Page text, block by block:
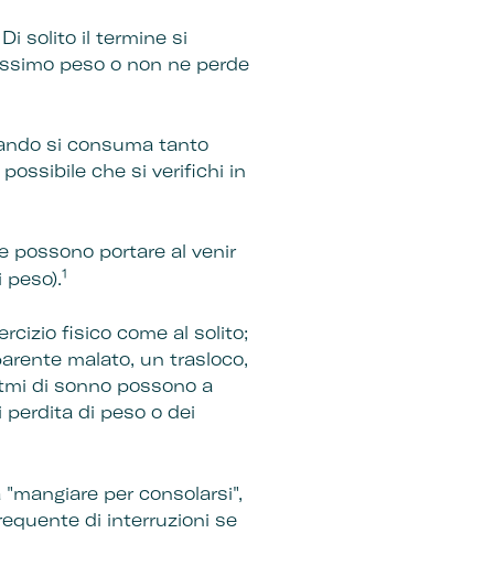
solito il termine si
peso o non ne perde
si consuma tanto
che si verifichi in
possono portare al venir
1
fisico come al solito;
malato, un trasloco,
di sonno possono a
di peso o dei
per consolarsi",
di interruzioni se